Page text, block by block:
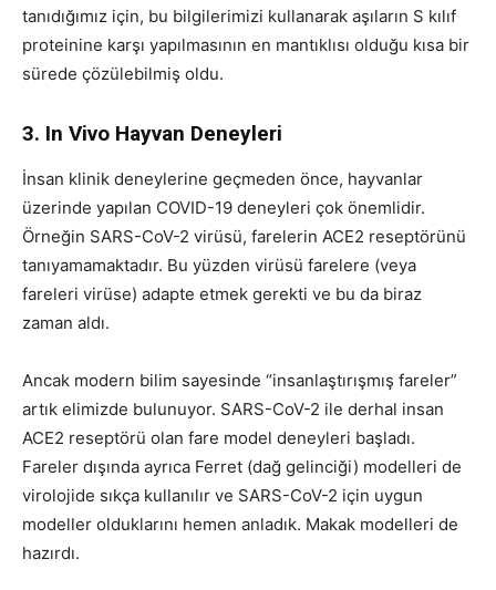
tanıdığımız için, bu bilgilerimizi kullanarak aşıların S kılıf
proteinine karşı yapılmasının en mantıklısı olduğu kısa bir
sürede çözülebilmiş oldu.
3. In Vivo Hayvan Deneyleri
İnsan klinik deneylerine geçmeden önce, hayvanlar
üzerinde yapılan COVID-19 deneyleri çok önemlidir.
Örneğin SARS-CoV-2 virüsü, farelerin ACE2 reseptörünü
tanıyamamaktadır. Bu yüzden virüsü farelere (veya
fareleri virüse) adapte etmek gerekti ve bu da biraz
zaman aldı.
Ancak modern bilim sayesinde “insanlaştırışmış fareler”
artık elimizde bulunuyor. SARS-CoV-2 ile derhal insan
ACE2 reseptörü olan fare model deneyleri başladı.
Fareler dışında ayrıca Ferret (dağ gelinciği) modelleri de
virolojide sıkça kullanılır ve SARS-CoV-2 için uygun
modeller olduklarını hemen anladık. Makak modelleri de
hazırdı.